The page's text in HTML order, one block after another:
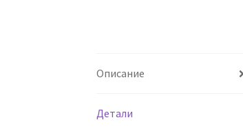
Описание
Детали